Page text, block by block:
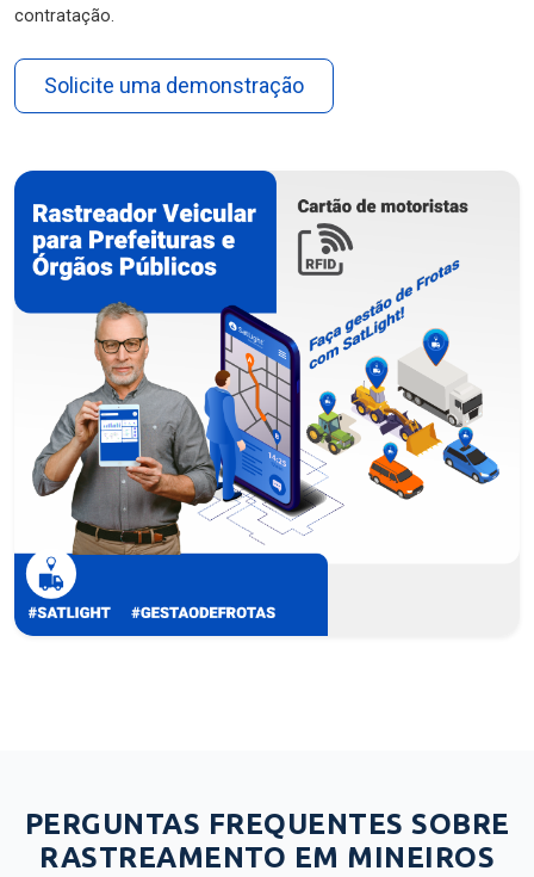
contratação.
Solicite uma demonstração
PERGUNTAS FREQUENTES SOBRE
RASTREAMENTO EM MINEIROS